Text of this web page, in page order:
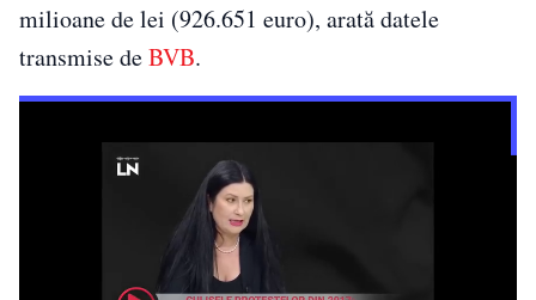
milioane de lei (926.651 euro), arată datele
transmise deBVB.